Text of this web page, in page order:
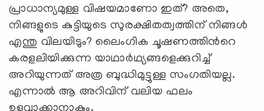
പ്രാധാന്യമുള്ള വിഷയമാണോ ഇത്‌? അതെ,
നിങ്ങളുടെ കുട്ടിയുടെ സുരക്ഷിതത്വത്തിന്‌ നിങ്ങൾ
എന്തു വിലയിടും? ലൈംഗിക ചൂഷണത്തിന്‍റെ
കരളലിയിക്കുന്ന യാഥാർഥ്യങ്ങളെക്കുറിച്ച്
അറിയുന്നത്‌ അത്ര ബുദ്ധിമുട്ടുള്ള സംഗതിയല്ല.
എന്നാൽ ആ അറിവിന്‌ വലിയ ഫലം